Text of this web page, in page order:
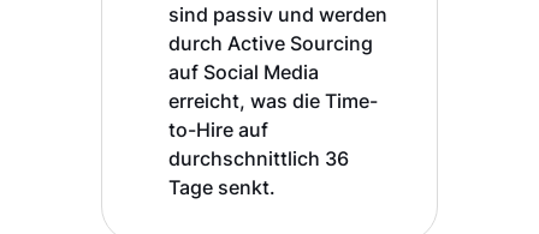
sind passiv und werden
durch Active Sourcing
auf Social Media
erreicht, was die Time-
to-Hire auf
durchschnittlich 36
Tage senkt.